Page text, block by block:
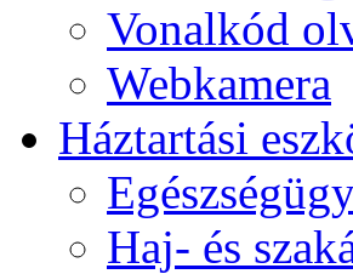
Vonalkód
Webkamera
Háztartási
Haj- és